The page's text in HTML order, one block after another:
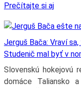
Prečítajte si aj
Jerguš Bača: Vraví
Studenič mal byť v
Slovenskú hokejovú
domáce Taliansko